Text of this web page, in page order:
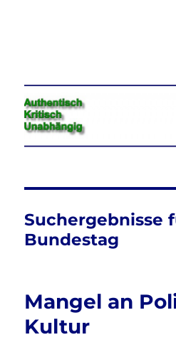
Jeder hat das
Meinung in
frei zu äußern
Suchergebnisse
Bundestag
Mangel an
Kultur